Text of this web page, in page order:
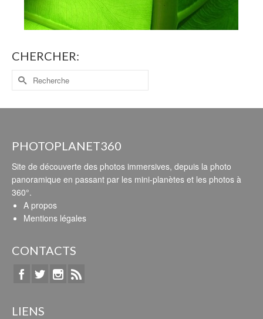
CHERCHER:
PHOTOPLANET360
Site de découverte des photos immersives, depuis la photo
panoramique en passant par les mini-planètes et les photos à
360°.
A propos
Mentions légales
CONTACTS
LIENS